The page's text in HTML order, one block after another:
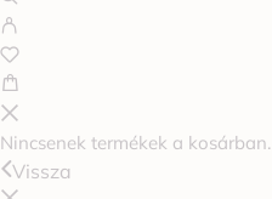
Nincsenek termékek a kosárban.
Vissza